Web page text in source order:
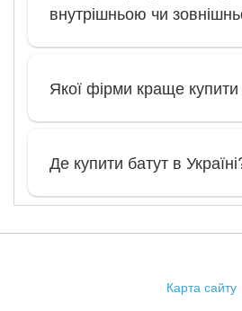
внутрішньою чи
Якої фірми краще купити
Де купити батут в
Карта сайту